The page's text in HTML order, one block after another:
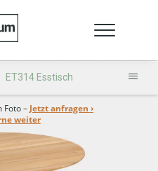
ET314 Esstisch
Foto – Jetzt anfragen ›
weiter